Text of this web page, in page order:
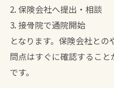
最新の接骨院治療
方法
交通事故後に使
新情報
2. 保険会社へ提出・相談
3. 接骨院で通院開始
となります。保険会社と
問点はすぐに確認するこ
です。